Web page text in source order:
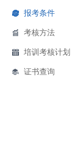
报考条件
考核方法
培训考核计划
证书查询